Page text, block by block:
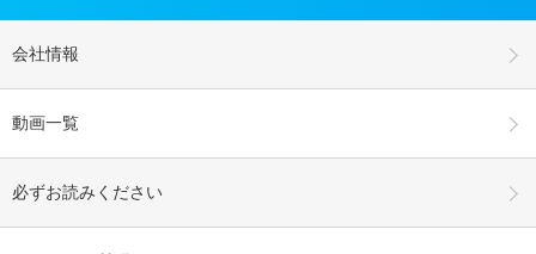
会社情報
動画一覧
必ずお読みください